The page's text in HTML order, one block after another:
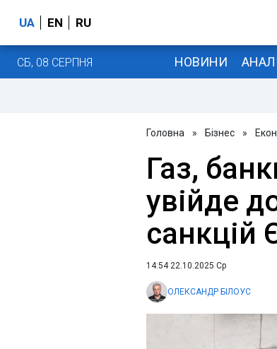
UA EN RU
СБ, 08 СЕРПНЯ НОВИНИ
Головна » Бізнес »
Газ,
увійде
санкцій
14:54 22.10.2025 Ср
ОЛЕКСАНДР БІЛОУС